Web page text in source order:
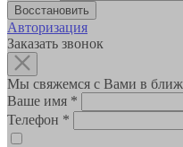
Авторизация
Заказать звонок
Мы свяжемся с Вами в
Ваше имя *
Телефон *